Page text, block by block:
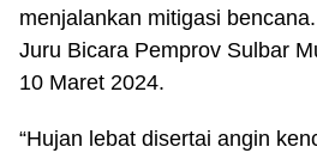
menjalankan mitigasi
Juru Bicara Pemprov Sulbar
10 Maret 2024.
“Hujan lebat disertai angin